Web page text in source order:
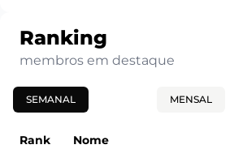
Ranking
membros em destaque
SEMANAL MENSAL
Rank Nome